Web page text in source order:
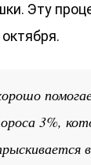
Эту
3%,